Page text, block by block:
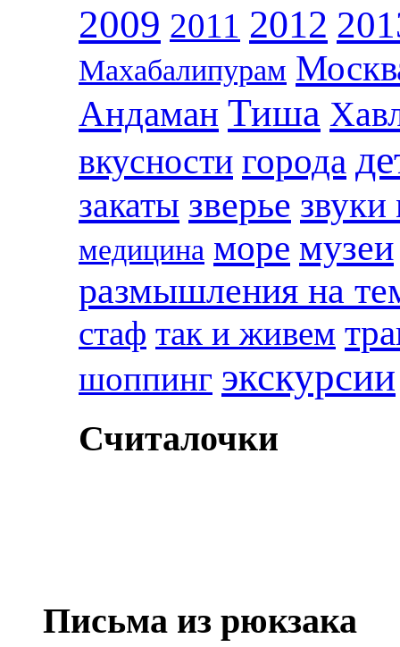
2009 2011 2012
Махабалипурам
Андаман Тиша
вкусности города
закаты зверье
медицина море музеи
размышления на
стаф так и живем
шоппинг экскурсии
Считалочки
Письма из рюкзака